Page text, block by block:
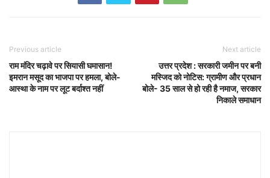
Previous article
राम मंदिर चढ़ावे पर सियासी घमासान!
इमरान मसूद का भाजपा पर हमला, बोले-
आस्था के नाम पर लूट बर्दाश्त नहीं
Next article
उत्तर प्रदेश : सरकारी जमीन पर बनी
मस्जिद को नोटिस: ग्रामीण और प्रधान
बोले- 35 साल से हो रही है नमाज, सरकार
निकाले समाधान